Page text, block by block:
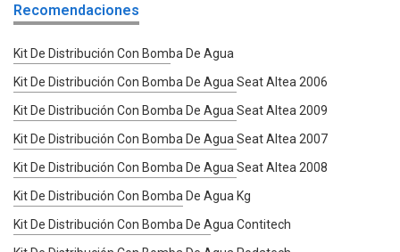
Recomendaciones
Kit De Distribución Con Bomba De Agua
Kit De Distribución Con Bomba De Agua Seat Altea 2006
Kit De Distribución Con Bomba De Agua Seat Altea 2009
Kit De Distribución Con Bomba De Agua Seat Altea 2007
Kit De Distribución Con Bomba De Agua Seat Altea 2008
Kit De Distribución Con Bomba De Agua Kg
Kit De Distribución Con Bomba De Agua Contitech